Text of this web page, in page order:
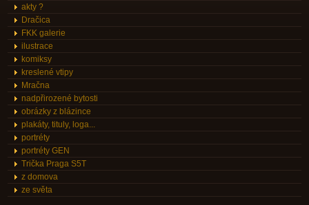
akty ?
Dračica
FKK galerie
ilustrace
komiksy
kreslené vtipy
Mračna
nadpřirozené bytosti
obrázky z blázince
plakáty, tituly, loga...
portréty
portréty GEN
Trička Praga S5T
z domova
ze světa